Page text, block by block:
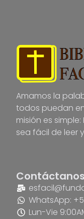
Amamos la
todos puedan
misión es
sea fácil de leer
Contáctanos
WhatsApp:
Lun-Vie